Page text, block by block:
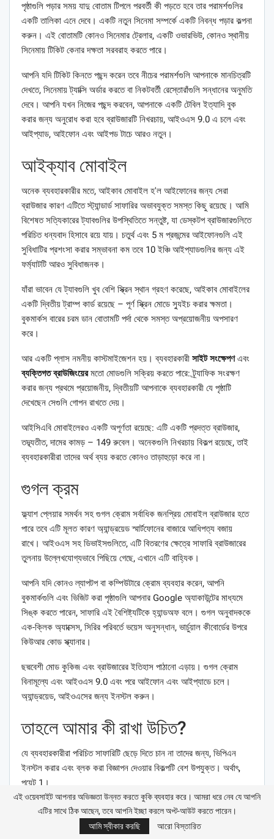
পৃষ্ঠাগুলি পড়ার সময় যাদু বোতাম টিপলে পরবর্তী কী পড়তে হবে তার পরামর্শগুলির
একটি তালিকা এনে দেবে। একটি নতুন সিনেমা সম্পর্কে একটি নিবন্ধ পড়ার কল্পনা
করুন। এই বোতামটি কোনও সিনেমার ট্রেলার, একটি ওভারভিউ, কোনও স্থানীয়
সিনেমায় টিকিট কেনার দক্ষতা সরবরাহ করতে পারে।
আপনি যদি টিকিট কিনতে পছন্দ করেন তবে নীচের পরামর্শগুলি আপনাকে মানচিত্রটি
দেখতে, সিনেমায় ট্যাক্সি অর্ডার করতে বা নিকটবর্তী রেস্তোরাঁগুলি সন্ধানের অনুমতি
দেবে। আপনি যখন নিজের পছন্দ করবেন, আপনাকে একটি টেবিল ইত্যাদি বুক
করার জন্য অনুরোধ করা হবে ব্রাউজারটি নিখরচায়, আইওএস 9.0 এ চলে এবং
আইপ্যাড, আইফোন এবং আইপড টাচে আরও নতুন।
আইক্যাব মোবাইল
অনেক ব্যবহারকারীর মতে, আইকাব মোবাইল হ'ল আইফোনের জন্য সেরা
ব্রাউজার কারণ এটিতে স্ট্যান্ডার্ড সাফারির অভাবযুক্ত সমস্ত কিছু রয়েছে। আমি
বিশেষত সত্যিকারের ট্যাবগুলির উপস্থিতিতে সন্তুষ্ট, যা ডেস্কটপ ব্রাউজারগুলিতে
পরিচিত ধন্যবাদ হিসাবে রয়ে যায়। চতুর্থ এবং 5 ম প্রজন্মের আইফোনগুলি এই
সুবিধাটির প্রশংসা করার সম্ভাবনা কম তবে 10 ইঞ্চি আইপ্যাডগুলির জন্য এই
ফর্ম্যাটটি আরও সুবিধাজনক।
যাঁরা ভাবেন যে ট্যাবগুলি খুব বেশি স্ক্রিন স্থান গ্রহণ করেছে, আইকাব মোবাইলের
একটি দ্বিতীয় ট্রাম্প কার্ড রয়েছে – পূর্ণ স্ক্রিন মোডে স্যুইচ করার ক্ষমতা।
বুকমার্কস বারের চরম ডান বোতামটি পর্দা থেকে সমস্ত অপ্রয়োজনীয় অপসারণ
করে।
আর একটি প্লাস নমনীয় কাস্টমাইজেশন হয়। ব্যবহারকারী সাইট সংক্ষেপণএবং
ব্যক্তিগত ব্রাউজিংয়েরমতো মোডগুলি সক্রিয় করতে পারে: ট্র্যাফিক সংরক্ষণ
করার জন্য প্রথমে প্রয়োজনীয়, দ্বিতীয়টি আপনাকে ব্যবহারকারী যে পৃষ্ঠাটি
দেখেছেন সেগুলি গোপন রাখতে দেয়।
আইসিএবি মোবাইলেরও একটি অপূর্ণতা রয়েছে: এটি একটি প্রদত্ত ব্রাউজার,
তদ্ব্যতীত, দামের কামড় – 149 রুবেল। অনেকগুলি নিখরচায় বিকল্প রয়েছে, তাই
ব্যবহারকারীরা তাদের অর্থ ব্যয় করতে কোনও তাড়াহুড়ো করে না।
গুগল ক্রম
ফ্ল্যাশ প্লেয়ার সমর্থন সহ গুগল ক্রোম সর্বাধিক জনপ্রিয় মোবাইল ব্রাউজার হতে
পারে তবে এটি মূলত কারণ অ্যান্ড্রয়েড স্মার্টফোনের বাজারে আধিপত্য বজায়
রাখে। আইওএস সহ ডিভাইসগুলিতে, এটি বিতরণের ক্ষেত্রে সাফারি ব্রাউজারের
তুলনায় উল্লেখযোগ্যভাবে পিছিয়ে গেছে, এখানে এটি বাহ্যিক।
আপনি যদি কোনও ল্যাপটপ বা কম্পিউটারে ক্রোম ব্যবহার করেন, আপনি
বুকমার্কগুলি এবং ভিজিট করা পৃষ্ঠাগুলি আপনার Google অ্যাকাউন্টের মাধ্যমে
সিঙ্ক করতে পারেন, সাফারি এই বৈশিষ্ট্যটিকে হ্যান্ডঅফ বলে। গুগল অনুবাদককে
এক-ক্লিক অ্যাক্সেস, সিরির পরিবর্তে ভয়েস অনুসন্ধান, ভার্চুয়াল কীবোর্ডের উপরে
কিউআর কোড স্ক্যানার।
ছদ্মবেশী মোড কুকিজ এবং ব্রাউজারের ইতিহাস পাঠানো এড়ায়। গুগল ক্রোম
বিনামূল্যে এবং আইওএস 9.0 এবং পরে আইফোন এবং আইপ্যাডে চলে।
অ্যান্ড্রয়েড, আইওএসের জন্য ইনস্টল করুন।
তাহলে আমার কী রাখা উচিত?
যে ব্যবহারকারীরা পরিচিত সাফারিটি ছেড়ে দিতে চান না তাদের জন্য, ভিপিএন
ইনস্টল করার এবং ব্লক করা বিজ্ঞাপন দেওয়ার বিকল্পটি বেশ উপযুক্ত। অর্থাৎ,
পয়েন্ট 1।
আপনি যদি ইন্টারনেটে পুরোপুরি অলক্ষিত থাকতে চান এবং একই সাথে প্রচুর
পরিমাণে অতিরিক্ত বৈশিষ্ট্য পেতে থাকে তবে লাল পেঁয়াজ ব্যবহার করুন। অ্যাপ
এই ওয়েবসাইট আপনার অভিজ্ঞতা উন্নত করতে কুকি ব্যবহার করে। আমরা ধরে নেব যে আপনি
এটির সাথে ঠিক আছেন, তবে আপনি ইচ্ছা করলে অপ্ট-আউট করতে পারেন।
আমি স্বীকার করছি
আরো বিস্তারিত